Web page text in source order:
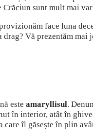
sunt mult mai
face luna
drag? Vă prezentăm
este amaryllisul.
în interior, atât în
care îl găsește în plin